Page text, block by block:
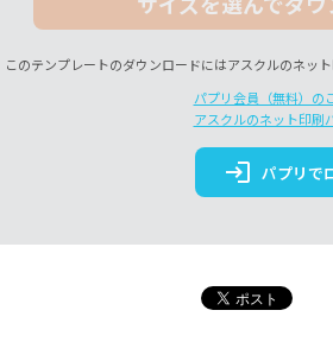
このテンプレートのダウンロードにはアスクルのネッ
パプリ会員（無料）の
アスクルのネット印刷
login パプリで